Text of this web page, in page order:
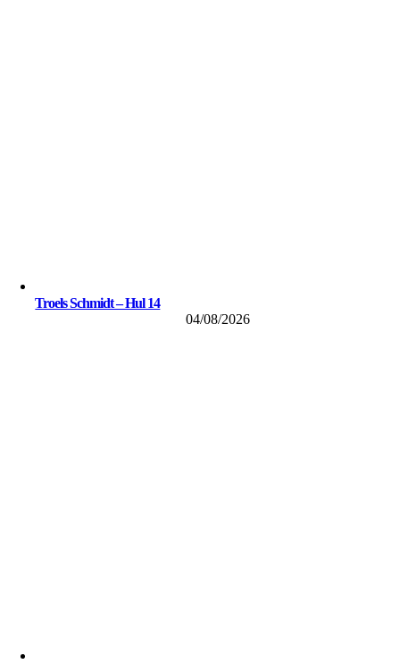
Troels Schmidt – Hul 14
04/08/2026